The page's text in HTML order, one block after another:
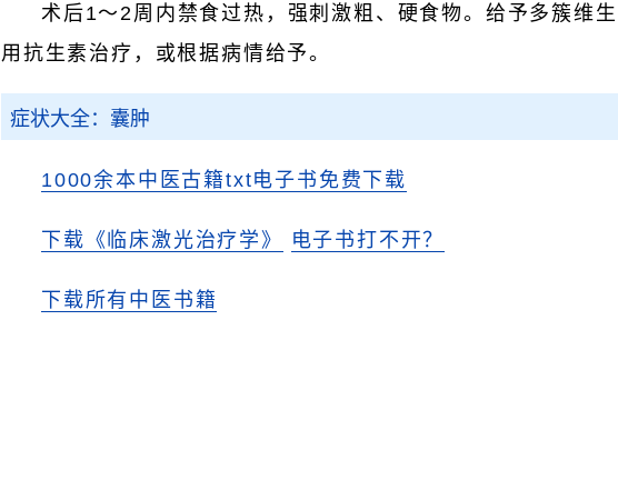
术后1～2周内禁食过热，强刺激粗、硬食物。给予多簇维
用抗生素治疗，或根据病情给予。
症状大全：囊肿
1000余本中医古籍txt电子书免费下载
下载《临床激光治疗学》 电子书打不开？
下载所有中医书籍